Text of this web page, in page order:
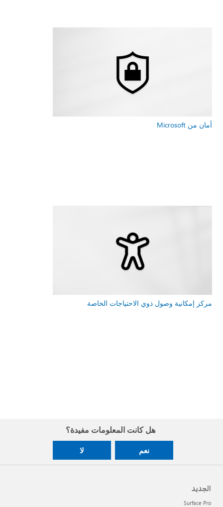
أمان من Microsoft
مركز إمكانية وصول ذوي الاحتياجات الخاصة
هل كانت المعلومات مفيدة؟
نعم لا
الجديد
Surface Pro